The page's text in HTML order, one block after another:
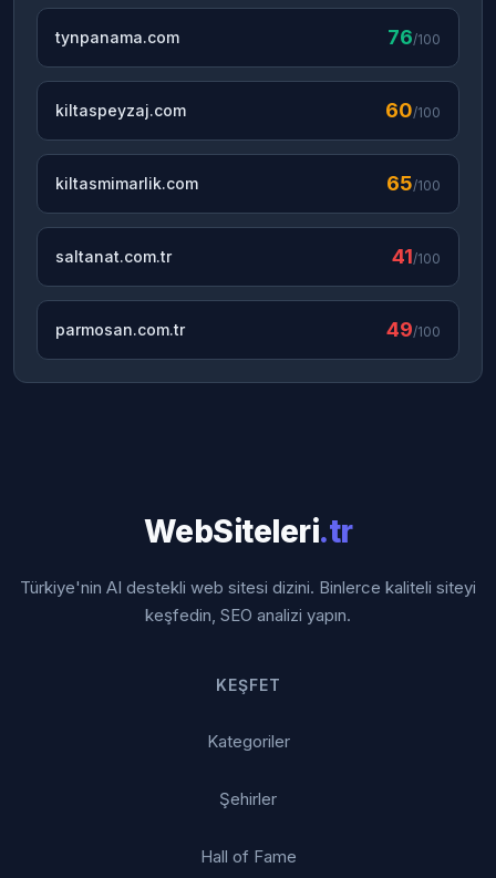
tynpanama.com 76/100
kiltaspeyzaj.com 60/100
kiltasmimarlik.com 65/100
saltanat.com.tr 41/100
parmosan.com.tr 49/100
WebSiteleri.tr
Türkiye'nin AI destekli web sitesi dizini. Binlerce kaliteli siteyi
keşfedin, SEO analizi yapın.
KEŞFET
Kategoriler
Şehirler
Hall of Fame